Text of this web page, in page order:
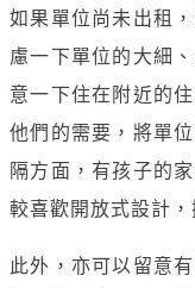
如果單位尚未出租
慮一下單位的大細
意一下住在附近的
他們的需要，將單
隔方面，有孩子的
較喜歡開放式設計
此外，亦可以留意